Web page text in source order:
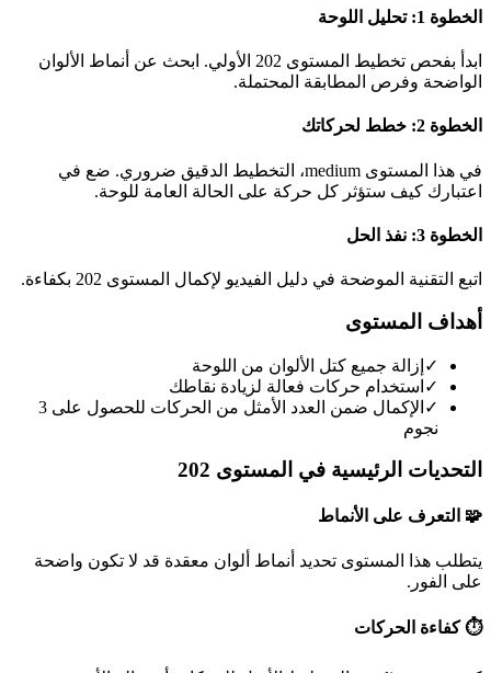
الخطوة 1: تحليل اللوحة
ابدأ بفحص تخطيط المستوى 202 الأولي. ابحث عن أنماط الألوان
الواضحة وفرص المطابقة المحتملة.
الخطوة 2: خطط لحركاتك
في هذا المستوى medium، التخطيط الدقيق ضروري. ضع في
اعتبارك كيف ستؤثر كل حركة على الحالة العامة للوحة.
الخطوة 3: نفذ الحل
اتبع التقنية الموضحة في دليل الفيديو لإكمال المستوى 202 بكفاءة.
أهداف المستوى
✓ إزالة جميع كتل الألوان من اللوحة
✓ استخدام حركات فعالة لزيادة نقاطك
✓
الإكمال ضمن العدد الأمثل من الحركات للحصول على 3
نجوم
التحديات الرئيسية في المستوى 202
🧩 التعرف على الأنماط
يتطلب هذا المستوى تحديد أنماط ألوان معقدة قد لا تكون واضحة
على الفور.
⏱️ كفاءة الحركات